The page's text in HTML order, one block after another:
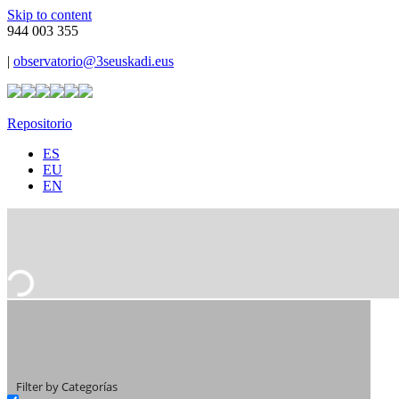
Skip to content
944 003 355
| observatorio@3seuskadi.eus
Repositorio
ES
EU
EN
Filter by Categorías